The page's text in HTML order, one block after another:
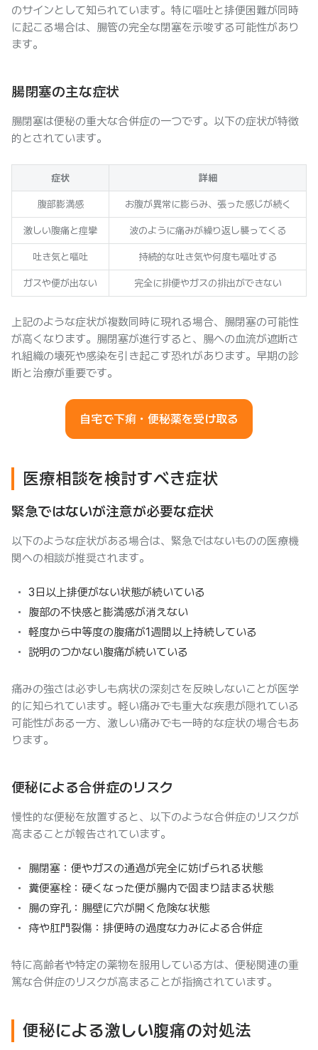
のサインとして知られています。特に嘔吐と排便困難が同時
に起こる場合は、腸管の完全な閉塞を示唆する可能性があり
ます。
腸閉塞の主な症状
腸閉塞は便秘の重大な合併症の一つです。以下の症状が特徴
的とされています。
症状 詳細
腹部膨満感 お腹が異常に膨らみ、張った感じが続く
激しい腹痛と痙攣 波のように痛みが繰り返し襲ってくる
吐き気と嘔吐 持続的な吐き気や何度も嘔吐する
ガスや便が出ない 完全に排便やガスの排出ができない
上記のような症状が複数同時に現れる場合、腸閉塞の可能性
が高くなります。腸閉塞が進行すると、腸への血流が遮断さ
れ組織の壊死や感染を引き起こす恐れがあります。早期の診
断と治療が重要です。
自宅で下痢・便秘薬を受け取る
医療相談を検討すべき症状
緊急ではないが注意が必要な症状
以下のような症状がある場合は、緊急ではないものの医療機
関への相談が推奨されます。
3日以上排便がない状態が続いている
腹部の不快感と膨満感が消えない
軽度から中等度の腹痛が1週間以上持続している
説明のつかない腹痛が続いている
痛みの強さは必ずしも病状の深刻さを反映しないことが医学
的に知られています。軽い痛みでも重大な疾患が隠れている
可能性がある一方、激しい痛みでも一時的な症状の場合もあ
ります。
便秘による合併症のリスク
慢性的な便秘を放置すると、以下のような合併症のリスクが
高まることが報告されています。
腸閉塞：便やガスの通過が完全に妨げられる状態
糞便塞栓：硬くなった便が腸内で固まり詰まる状態
腸の穿孔：腸壁に穴が開く危険な状態
痔や肛門裂傷：排便時の過度な力みによる合併症
特に高齢者や特定の薬物を服用している方は、便秘関連の重
篤な合併症のリスクが高まることが指摘されています。
便秘による激しい腹痛の対処法